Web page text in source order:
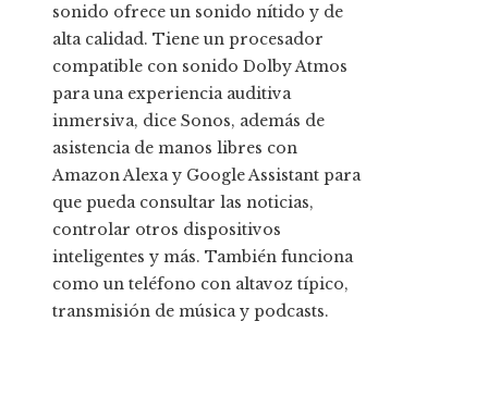
sonido ofrece un sonido nítido y de
alta calidad. Tiene un procesador
compatible con sonido Dolby Atmos
para una experiencia auditiva
inmersiva, dice Sonos, además de
asistencia de manos libres con
Amazon Alexa y Google Assistant para
que pueda consultar las noticias,
controlar otros dispositivos
inteligentes y más. También funciona
como un teléfono con altavoz típico,
transmisión de música y podcasts.